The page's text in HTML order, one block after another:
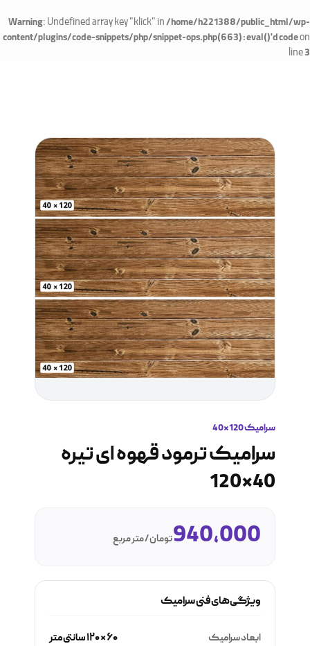
Warning: Undefined array key "klick" in/home/h221388/public_html/wp-
content/plugins/code-snippets/php/snippet-ops.php(663) : eval()'d codeon
line3
سرامیک 120*40
سرامیک ترمود قهوه ای تیره
40*120
940,000تومان / متر مربع
ویژگی‌های فنی سرامیک
ابعاد سرامیک ۶۰ × ۱۲۰ سانتی‌متر